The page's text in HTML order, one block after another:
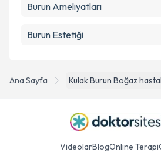
Ana Sayfa Kulak Burun Boğaz
Burun Ameliyatları
Burun Estetiği
VideolarBlogOnline Terapi